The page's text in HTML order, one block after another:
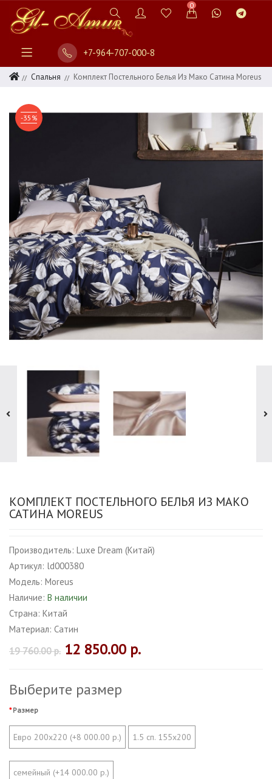
0
+7-964-707-000-8
Спальня Комплект Постельного Белья Из Мако Сатина Moreus
-35%
КОМПЛЕКТ ПОСТЕЛЬНОГО БЕЛЬЯ ИЗ МАКО
САТИНА MOREUS
Производитель: Luxe Dream (Китай)
Артикул: ld000380
Модель: Moreus
Наличие: В наличии
Страна: Китай
Материал: Сатин
19 760.00 р. 12 850.00 р.
Выберите размер
Размер
Евро 200х220 (+8 000.00 р.) 1.5 сп. 155х200
семейный (+14 000.00 р.)